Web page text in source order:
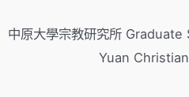
中原大學宗教研究所
Yuan